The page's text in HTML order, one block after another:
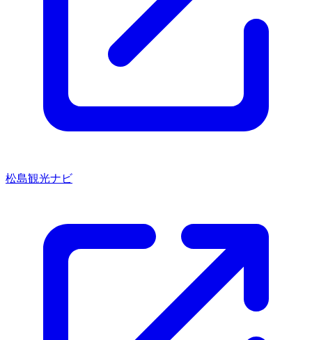
松島観光ナビ